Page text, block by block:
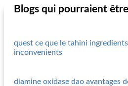
Blogs qui pourraient
quest ce que le tahini
inconvenients
diamine oxidase dao avantages